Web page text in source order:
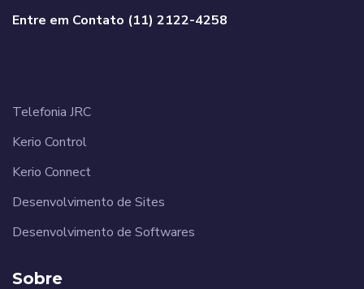
Entre em Contato (11) 2122-4258
Telefonia JRC
Kerio Control
Kerio Connect
Desenvolvimento de Sites
Desenvolvimento de Softwares
Sobre